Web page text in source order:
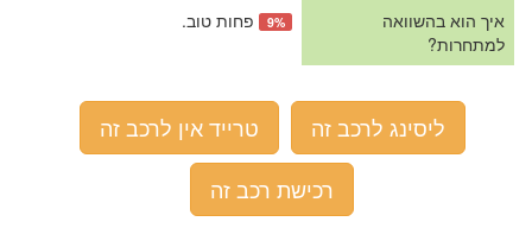
איך הוא בהשוואה
למתחרות?
9% פחות טוב.
ליסינג לרכב זה
טרייד אין לרכב זה
רכישת רכב זה